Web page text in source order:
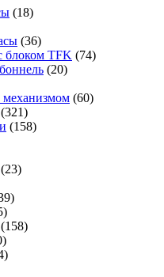
(18)
(36)
блоком TFK (74)
(20)
(60)
(321)
(158)
(23)
(158)